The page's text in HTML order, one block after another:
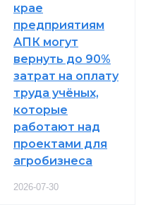
крае
предприятиям
АПК могут
вернуть до 90%
затрат на оплату
труда учёных,
которые
работают над
проектами для
агробизнеса
2026-07-30